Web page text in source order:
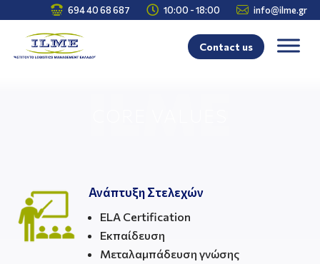
 694 40 68 687  10:00 - 18:00  info@ilme.gr
Contact us
Ανάπτυξη Στελεχών
ELA Certification
Εκπαίδευση
Μεταλαμπάδευση γνώσης